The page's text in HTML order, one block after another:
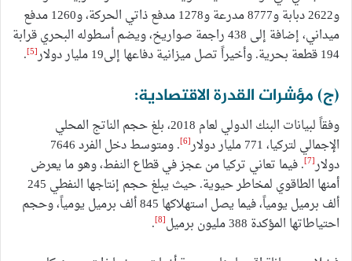
و2622 دبابة و8777 مدرعة و1278 مدفع ذاتي الحركة، و1260 مدفع
ميداني، إضافة إلى 438 راجمة صواريخ، ويضم أسطوله البحري قرابة
194 قطعة بحرية. وأخيراً تصل ميزانية دفاعها إلى19 مليار دولار
[5]
.
(ج) مؤشرات القدرة الاقتصادية:
وفقاً لبيانات البنك الدولي لعام 2018، بلغ حجم الناتج المحلي
الإجمالي لتركيا، 771 مليار دولار
[6]
. ومتوسط دخل الفرد 7646
دولار[7] . فيما تعاني تركيا من عجز في قطاع النفط، وهو ما يعرض
أمنها الطاقوي لمخاطر حيوية. حيث يبلغ حجم إنتاجها النفطي 245
ألف برميل يومياً، فيما يصل استهلاكها 845 ألف برميل يومياً، وحجم
احتياطاتها المؤكدة 388 مليون برميل
[8]
.